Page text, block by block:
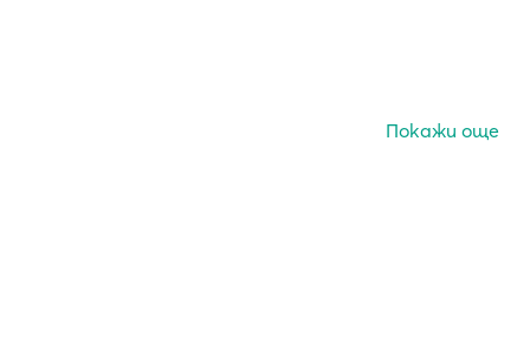
Покажи още